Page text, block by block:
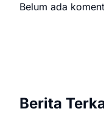
Belum ada
Berita